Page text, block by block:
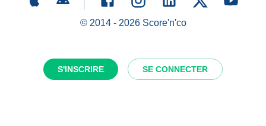
S'INSCRIRE SE CONNECTER
© 2014 - 2026Score'n'co